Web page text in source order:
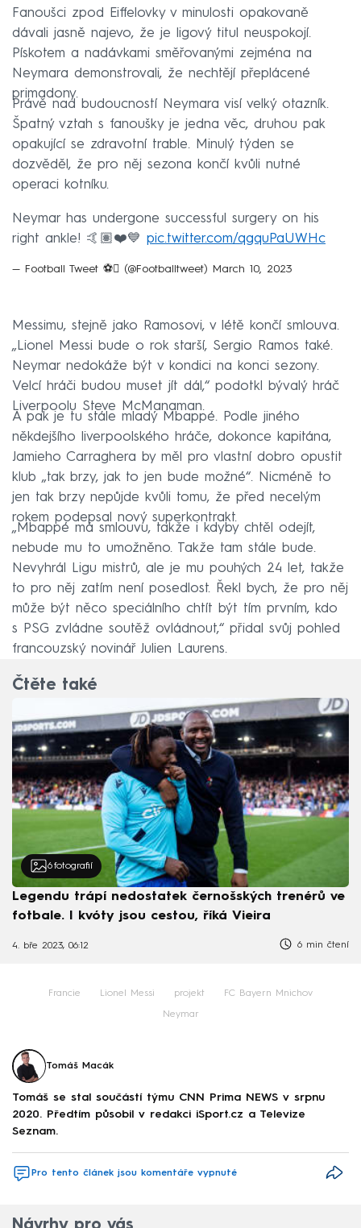
Fanoušci zpod Eiffelovky v minulosti opakovaně
dávali jasně najevo, že je ligový titul neuspokojí.
Pískotem a nadávkami směřovanými zejména na
Neymara demonstrovali, že nechtějí přeplácené
primadony.
Právě nad budoucností Neymara visí velký otazník.
Špatný vztah s fanoušky je jedna věc, druhou pak
opakující se zdravotní trable. Minulý týden se
dozvěděl, že pro něj sezona končí kvůli nutné
operaci kotníku.
Neymar has undergone successful surgery on his
right ankle! 🤙🏽❤️💙 pic.twitter.com/qgquPaUWHc
— Football Tweet ⚽ (@Footballtweet) March 10, 2023
Messimu, stejně jako Ramosovi, v létě končí smlouva.
„Lionel Messi bude o rok starší, Sergio Ramos také.
Neymar nedokáže být v kondici na konci sezony.
Velcí hráči budou muset jít dál,“ podotkl bývalý hráč
Liverpoolu Steve McManaman.
A pak je tu stále mladý Mbappé. Podle jiného
někdejšího liverpoolského hráče, dokonce kapitána,
Jamieho Carraghera by měl pro vlastní dobro opustit
klub „tak brzy, jak to jen bude možné“. Nicméně to
jen tak brzy nepůjde kvůli tomu, že před necelým
rokem podepsal nový superkontrakt.
„Mbappé má smlouvu, takže i kdyby chtěl odejít,
nebude mu to umožněno. Takže tam stále bude.
Nevyhrál Ligu mistrů, ale je mu pouhých 24 let, takže
to pro něj zatím není posedlost. Řekl bych, že pro něj
může být něco speciálního chtít být tím prvním, kdo
s PSG zvládne soutěž ovládnout,“ přidal svůj pohled
francouzský novinář Julien Laurens.
Čtěte také
6 fotografií
Legendu trápí nedostatek černošských trenérů ve
fotbale. I kvóty jsou cestou, říká Vieira
4. bře 2023, 06:12 6 min čtení
Francie Lionel Messi projekt FC Bayern Mnichov
Neymar
Tomáš Macák
Tomáš se stal součástí týmu CNN Prima NEWS v srpnu
2020. Předtím působil v redakci iSport.cz a Televize
Seznam.
Pro tento článek jsou komentáře vypnuté